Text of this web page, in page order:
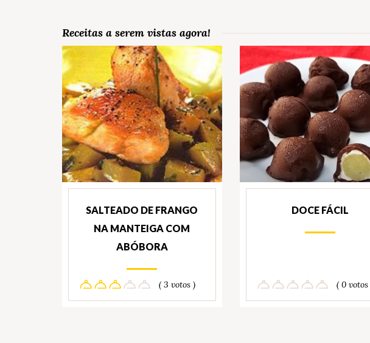
Receitas a serem vistas agora!
SALTEADO DE FRANGO
NA MANTEIGA COM
ABÓBORA
( 3 votos )
DOCE FÁCIL
( 0 votos